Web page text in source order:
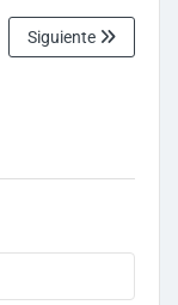
Siguiente